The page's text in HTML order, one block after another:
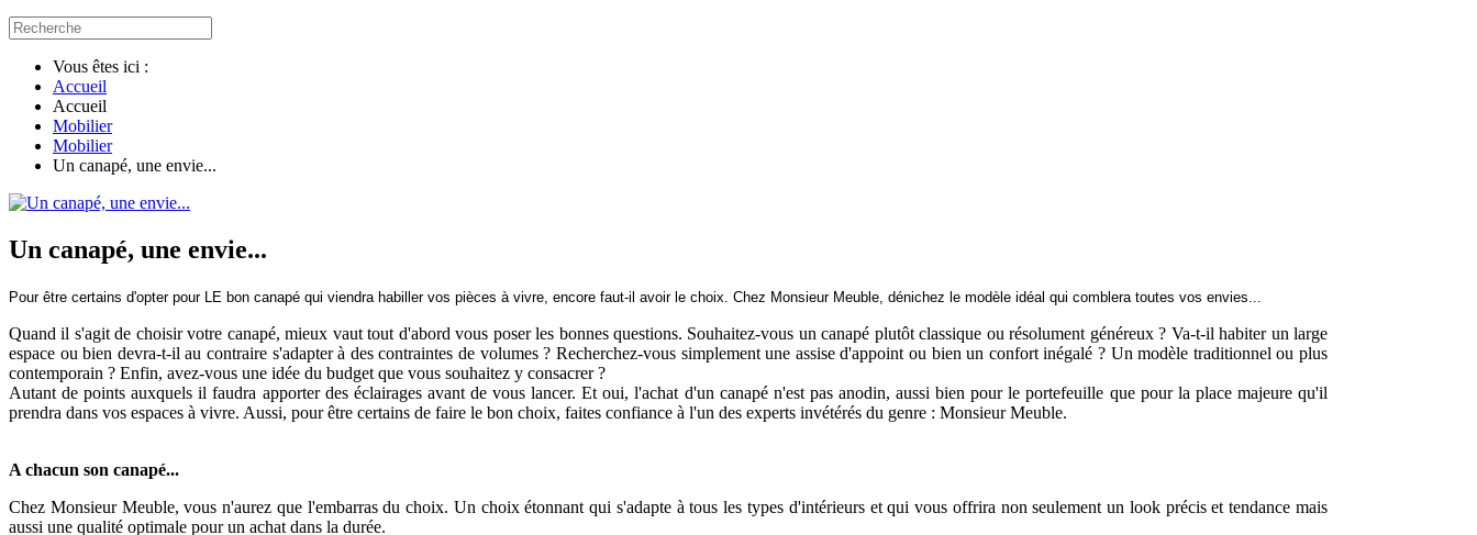
Vous êtes ici :
Accueil
Accueil
Mobilier
Mobilier
Un canapé, une envie...
Un canapé, une envie...
Pour être certains d'opter pour LE bon canapé qui viendra habiller vos pièces à vivre, encore faut-il avoir le choix. Chez Monsieur Meuble, dénichez le modèle idéal qui comblera toutes vos envies...
Quand il s'agit de choisir votre canapé, mieux vaut tout d'abord vous poser les bonnes questions. Souhaitez-vous un canapé plutôt classique ou résolument généreux ? Va-t-il habiter un large
espace ou bien devra-t-il au contraire s'adapter à des contraintes de volumes ? Recherchez-vous simplement une assise d'appoint ou bien un confort inégalé ? Un modèle traditionnel ou plus
contemporain ? Enfin, avez-vous une idée du budget que vous souhaitez y consacrer ?
Autant de points auxquels il faudra apporter des éclairages avant de vous lancer. Et oui, l'achat d'un canapé n'est pas anodin, aussi bien pour le portefeuille que pour la place majeure qu'il
prendra dans vos espaces à vivre. Aussi, pour être certains de faire le bon choix, faites confiance à l'un des experts invétérés du genre : Monsieur Meuble.
A chacun son canapé...
Chez Monsieur Meuble, vous n'aurez que l'embarras du choix. Un choix étonnant qui s'adapte à tous les types d'intérieurs et qui vous offrira non seulement un look précis et tendance mais
aussi une qualité optimale pour un achat dans la durée.